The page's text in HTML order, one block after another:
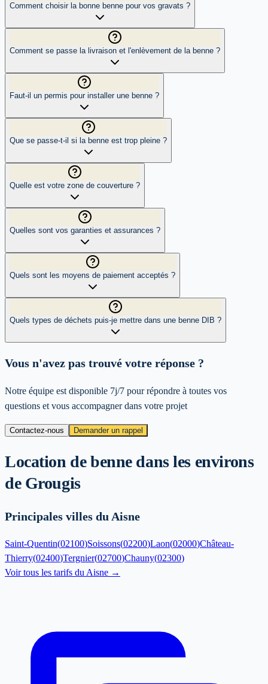
Comment choisir la bonne benne pour vos gravats ?
Comment se passe la livraison et l'enlèvement de la benne ?
Faut-il un permis pour installer une benne ?
Que se passe-t-il si la benne est trop pleine ?
Quelle est votre zone de couverture ?
Quelles sont vos garanties et assurances ?
Quels sont les moyens de paiement acceptés ?
Quels types de déchets puis-je mettre dans une benne DIB ?
Vous n'avez pas trouvé votre réponse ?
Notre équipe est disponible 7j/7 pour répondre à toutes vos
questions et vous accompagner dans votre projet
Contactez-nous Demander un rappel
Location de benne dans les environs
de Grougis
Principales villes du Aisne
Saint-Quentin(02100)Soissons(02200)Laon(02000)Château-
Thierry(02400)Tergnier(02700)Chauny(02300)
Voir tous les tarifs duAisne →